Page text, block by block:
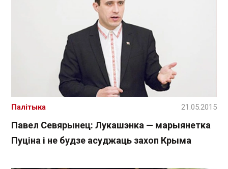
Павел Севярынец: Лукашэнка — марыянетка
Пуціна і не будзе асуджаць захоп Крыма
Палітыка 21.05.2015